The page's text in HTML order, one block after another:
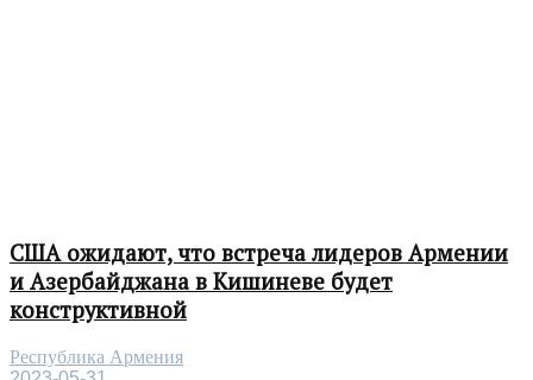
США ожидают, что встреча лидеров Армении
и Азербайджана в Кишиневе будет
конструктивной
Республика Армения